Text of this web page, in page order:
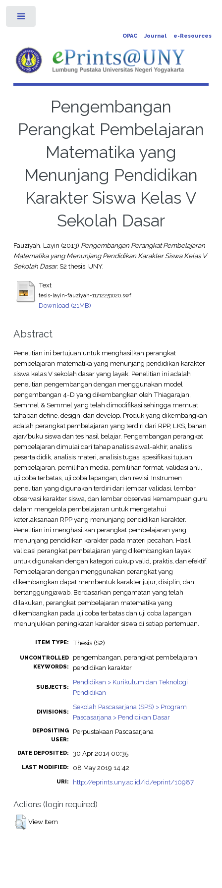
OPAC Journal e-Resources
Pengembangan
Perangkat Pembelajaran
Matematika yang
Menunjang Pendidikan
Karakter Siswa Kelas V
Sekolah Dasar
Fauziyah, Layin (2013) Pengembangan Perangkat Pembelajaran
Matematika yang Menunjang Pendidikan Karakter Siswa Kelas V
Sekolah Dasar. S2 thesis, UNY.
Text
tesis-layin-fauziyah-11712251020.swf
Download (21MB)
Abstract
Penelitian ini bertujuan untuk menghasilkan perangkat
pembelajaran matematika yang menunjang pendidikan karakter
siswa kelas V sekolah dasar yang layak. Penelitian ini adalah
penelitian pengembangan dengan menggunakan model
pengembangan 4-D yang dikembangkan oleh Thiagarajan,
Semmel & Semmel yang telah dimodifikasi sehingga memuat
tahapan define, design, dan develop. Produk yang dikembangkan
adalah perangkat pembelajaran yang terdiri dari RPP, LKS, bahan
ajar/buku siswa dan tes hasil belajar. Pengembangan perangkat
pembelajaran dimulai dari tahap analisis awal-akhir, analisis
peserta didik, analisis materi, analisis tugas, spesifikasi tujuan
pembelajaran, pemilihan media, pemilihan format, validasi ahli,
uji coba terbatas, uji coba lapangan, dan revisi. Instrumen
penelitian yang digunakan terdiri dari lembar validasi, lembar
observasi karakter siswa, dan lembar observasi kemampuan guru
dalam mengelola pembelajaran untuk mengetahui
keterlaksanaan RPP yang menunjang pendidikan karakter.
Penelitian ini menghasilkan perangkat pembelajaran yang
menunjang pendidikan karakter pada materi pecahan. Hasil
validasi perangkat pembelajaran yang dikembangkan layak
untuk digunakan dengan kategori cukup valid, praktis, dan efektif.
Pembelajaran dengan menggunakan perangkat yang
dikembangkan dapat membentuk karakter jujur, disiplin, dan
bertanggungjawab. Berdasarkan pengamatan yang telah
dilakukan, perangkat pembelajaran matematika yang
dikembangkan pada uji coba terbatas dan uji coba lapangan
menunjukkan peningkatan karakter siswa di setiap pertemuan.
ITEM TYPE: Thesis (S2)
UNCONTROLLED
KEYWORDS:
pengembangan, perangkat pembelajaran,
pendidikan karakter
SUBJECTS:
Pendidikan > Kurikulum dan Teknologi
Pendidikan
DIVISIONS:
Sekolah Pascasarjana (SPS) > Program
Pascasarjana > Pendidikan Dasar
DEPOSITING
USER:
Perpustakaan Pascasarjana
DATE DEPOSITED: 30 Apr 2014 00:35
LAST MODIFIED: 08 May 2019 14:42
URI: http://eprints.uny.ac.id/id/eprint/10987
Actions (login required)
View Item